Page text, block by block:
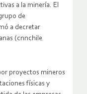
a la minería. El
de
a decretar
(cnnchile
proyectos mineros
físicas y